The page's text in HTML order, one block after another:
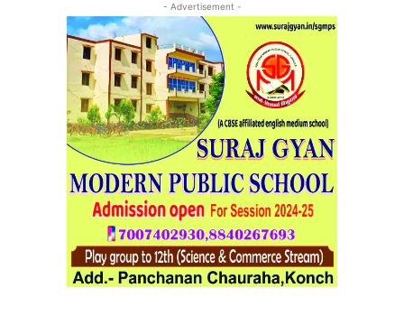
- Advertisement -